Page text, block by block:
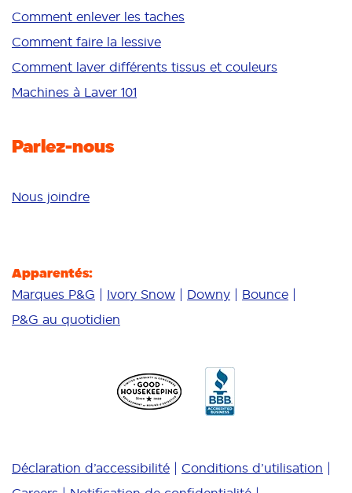
Couleurs vives
Peau sensible
Additifs
Nettoyage en profondeur
Comment enlever les taches
Comment faire la lessive
Comment laver différents tissus et couleurs
Machines à Laver 101
Parlez-nous
Nous joindre
Apparentés:
Marques P&G Ivory Snow Downy
Bounce
P&G au quotidien
Déclaration d’accessibilité
Conditions d’utilisation